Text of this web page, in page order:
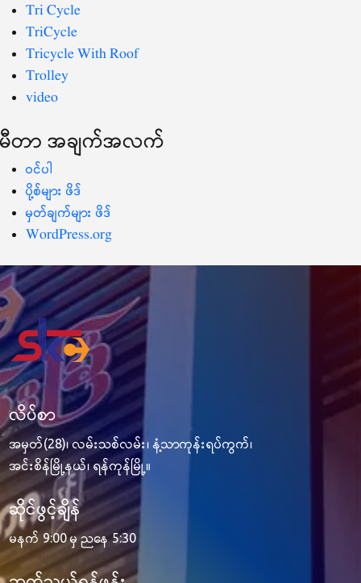
Tri Cycle
TriCycle
Tricycle With Roof
Trolley
video
မီတာ အချက်အလက်
ဝင်ပါ
ပို့စ်များ ဖိဒ်
မှတ်ချက်များ ဖိဒ်
WordPress.org
လိပ်စာ
အမှတ်(28)၊ လမ်းသစ်လမ်း၊ နံ့သာကုန်းရပ်ကွက်၊
အင်းစိန်မြို့နယ်၊ ရန်ကုန်မြို့။
ဆိုင်ဖွင့်ချိန်
မနက် 9:00 မှ ညနေ 5:30